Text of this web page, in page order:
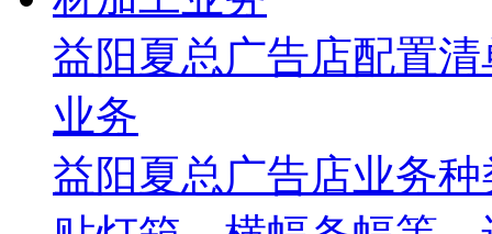
益阳夏总广告店配置
业务
益阳夏总广告店业务